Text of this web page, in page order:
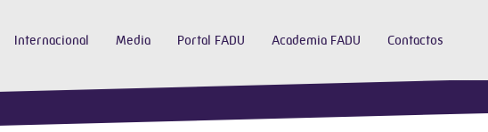
Internacional Media Portal FADU Academia FADU Contactos